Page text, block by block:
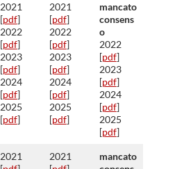
2021
[pdf]
2022
[pdf]
2023
[pdf]
2024
[pdf]
2025
[pdf]
2021
[pdf]
2022
[pdf]
2023
[pdf]
2024
[pdf]
2025
[pdf]
mancato
consens
o
2022
[pdf]
2023
[pdf]
2024
[pdf]
2025
[pdf]
2021
2021
mancato